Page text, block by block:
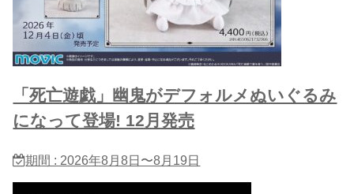
「死亡遊戯」幽鬼がデフォルメぬいぐるみ
になって登場! 12月発売
期間 : 2026年8月8日〜8月19日